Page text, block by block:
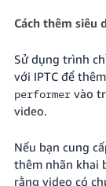
- ES
Cách thêm siêu
Sử dụng trình
với IPTC để
performervào
video.
Nếu bạn cung
thêm nhãn khai
rằng video có